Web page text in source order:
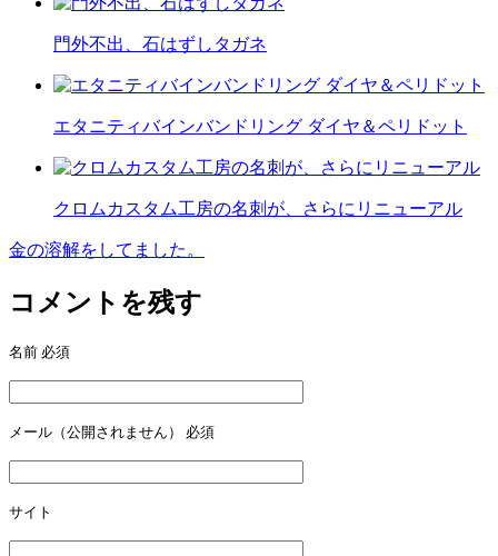
門外不出、石はずしタガネ
エタニティバインバンドリング ダイヤ＆ペリドット
クロムカスタム工房の名刺が、さらにリニューアル
投
稿
ビ
ゲ
ー
シ
ョ
ン
金の溶解をしてました。
コメントを残す
名前 必須
メール（公開されません） 必須
サイト